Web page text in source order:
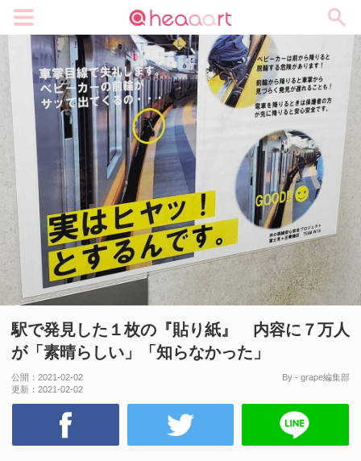
駅で発見した１枚の『貼り紙』 内容に７万人
が「素晴らしい」「知らなかった」
公開： 2021-02-02
更新： 2021-02-02
By - grape編集部